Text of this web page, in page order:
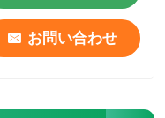
お問い合わせ